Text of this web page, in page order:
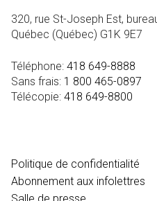
320, rue St-Joseph Est,
Québec (Québec) G1K 9E7
Téléphone: 418 649-8888
Sans frais: 1 800 465-0897
Télécopie: 418 649-8800
Politique de confidentialité
Abonnement aux infolettres